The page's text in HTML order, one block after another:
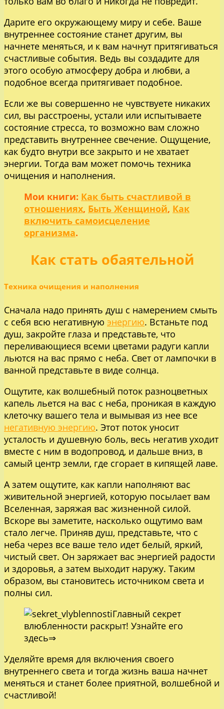
Дарите его окружающему миру и себе. Ваше
внутреннее состояние станет другим, вы
начнете меняться, и к вам начнут притягиваться
счастливые события. Ведь вы создадите для
этого особую атмосферу добра и любви, а
подобное всегда притягивает подобное.
Если же вы совершенно не чувствуете никаких
сил, вы расстроены, устали или испытываете
состояние стресса, то возможно вам сложно
представить внутреннее свечение. Ощущение,
как будто внутри все закрыто и не хватает
энергии. Тогда вам может помочь техника
очищения и наполнения.
Мои книги: Как быть счастливой в
отношениях, Быть Женщиной, Как
включить самоисцеление
организма.
Как стать обаятельной
Техника очищения и наполнения
Сначала надо принять душ с намерением смыть
с себя всю негативную энергию. Встаньте под
душ, закройте глаза и представьте, что
переливающиеся всеми цветами радуги капли
льются на вас прямо с неба. Свет от лампочки в
ванной представьте в виде солнца.
Ощутите, как волшебный поток разноцветных
капель льется на вас с неба, проникая в каждую
клеточку вашего тела и вымывая из нее все
негативную энергию. Этот поток уносит
усталость и душевную боль, весь негатив уходит
вместе с ним в водопровод, и дальше вниз, в
самый центр земли, где сгорает в кипящей лаве.
А затем ощутите, как капли наполняют вас
живительной энергией, которую посылает вам
Вселенная, заряжая вас жизненной силой.
Вскоре вы заметите, насколько ощутимо вам
стало легче. Приняв душ, представьте, что с
неба через все ваше тело идет белый, яркий,
чистый свет. Он заряжает вас энергией радости
и здоровья, а затем выходит наружу. Таким
образом, вы становитесь источником света и
полны сил.
Главный секрет
влюбленности раскрыт! Узнайте его
здесь⇒
Уделяйте время для включения своего
внутреннего света и тогда жизнь ваша начнет
меняться и станет более приятной, волшебной и
счастливой!